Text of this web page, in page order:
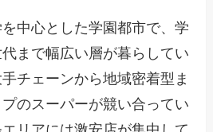
中心とした学園都市で、学
まで幅広い層が暮らしてい
チェーンから地域密着型ま
のスーパーが競い合ってい